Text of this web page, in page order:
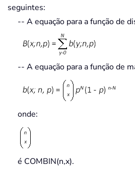
seguintes:
-- A equação para a função de
-- A equação para a função de
onde:
é COMBIN(n,x).